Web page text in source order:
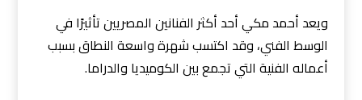
ويعد أحمد مكي أحد أكثر الفنانين المصريين تأثيرًا في
الوسط الفني، وقد اكتسب شهرة واسعة النطاق بسبب
أعماله الفنية التي تجمع بين الكوميديا والدراما.